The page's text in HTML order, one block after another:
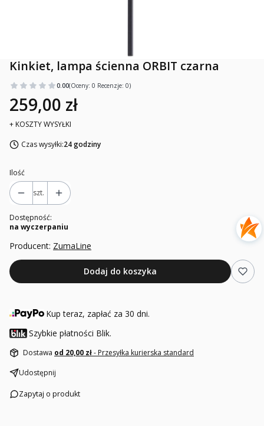
Kinkiet, lampa ścienna ORBIT czarna
0.00(Oceny: 0 Recenzje: 0)
259,00 zł
+ KOSZTY WYSYŁKI
Czas wysyłki:24 godziny
Ilość
szt.
Dostępność:
na wyczerpaniu
Producent: ZumaLine
Dodaj do koszyka
Kup teraz, zapłać za 30 dni.
Szybkie płatności Blik.
Dostawa od 20,00 zł- Przesyłka kurierska standard
Udostępnij
Zapytaj o produkt